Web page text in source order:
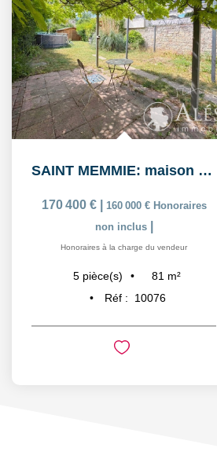
SAINT MEMMIE: maison de 5 pièces sur 574m² de parcelle de...
170 400 € |160 000 € Honoraires
non inclus|
Honoraires à la charge du vendeur
pièce(s) 81m²
Réf : 10076